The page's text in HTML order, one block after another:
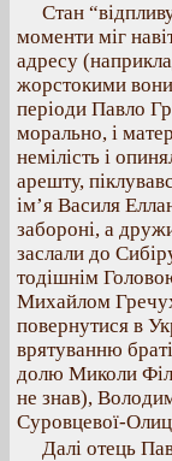
Стан
моменти міг
адресу
жорстокими вони
періоди Павло
морально, і
немілість і
арешту,
ім’я Василя
забороні, а
заслали до
тодішнім
Михайлом
повернутися в
врятуванню
долю Миколи
не знав),
Суровцевої-
Далі отець